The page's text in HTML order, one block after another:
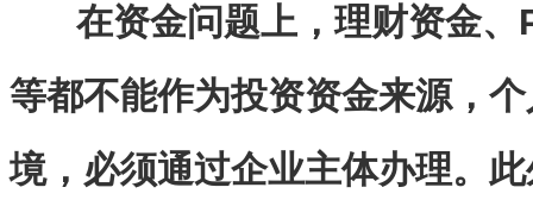
在资金问题上，理财资金
等都不能作为投资资金来源，
境，必须通过企业主体办理。